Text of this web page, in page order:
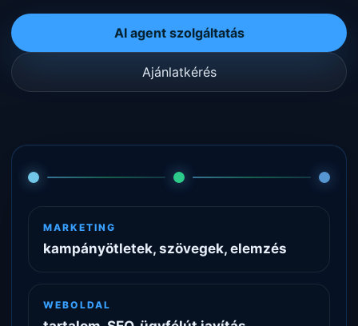
AI agent szolgáltatás
Ajánlatkérés
MARKETING
kampányötletek, szövegek, elemzés
WEBOLDAL